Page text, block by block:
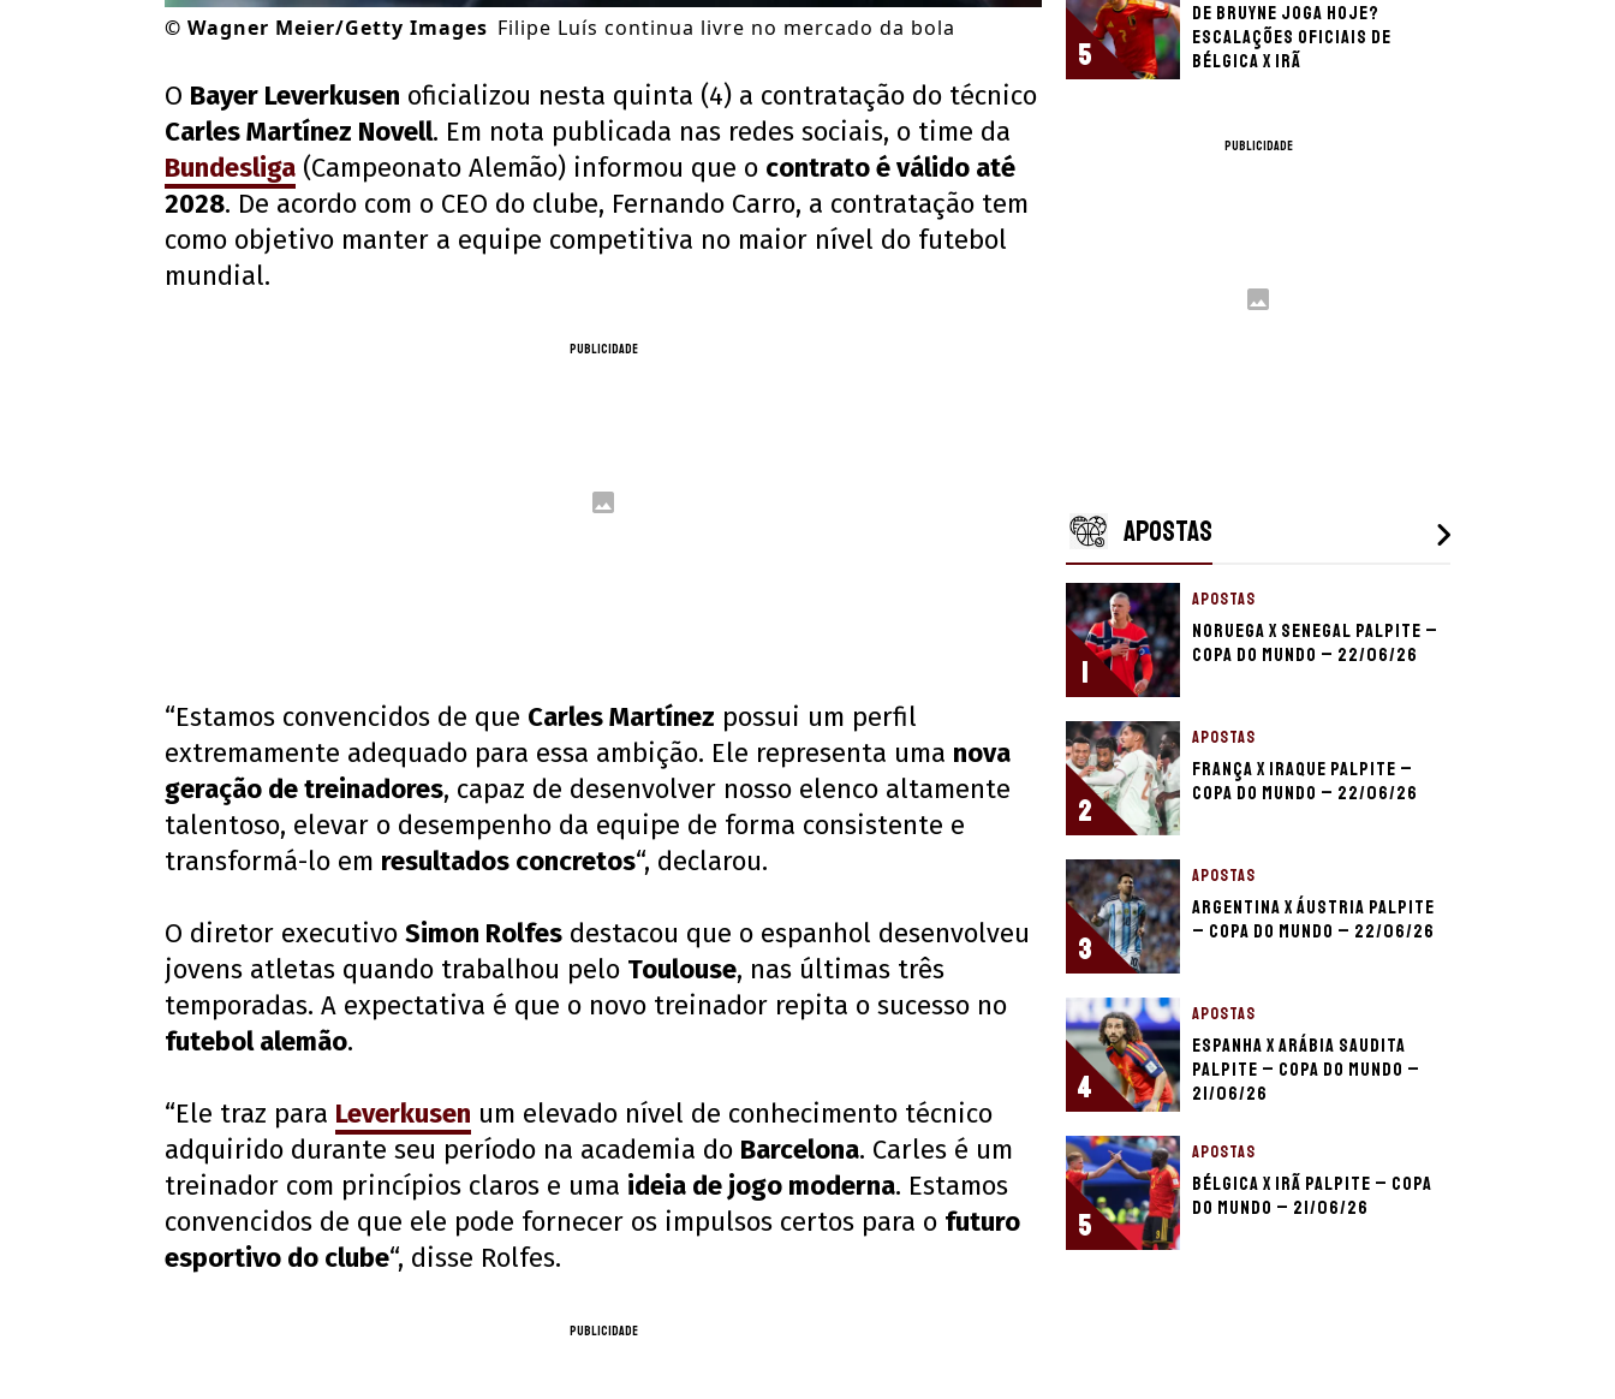
© Wagner Meier/Getty Images Filipe Luís continua livre no mercado da bola
O Bayer Leverkusen oficializou nesta quinta (4) a contratação do técnico
Carles Martínez Novell. Em nota publicada nas redes sociais, o time da
Bundesliga (Campeonato Alemão) informou que o contrato é válido até
2028. De acordo com o CEO do clube, Fernando Carro, a contratação tem
como objetivo manter a equipe competitiva no maior nível do futebol
mundial.
PUBLICIDADE
“Estamos convencidos de que Carles Martínez possui um perfil
extremamente adequado para essa ambição. Ele representa uma nova
geração de treinadores, capaz de desenvolver nosso elenco altamente
talentoso, elevar o desempenho da equipe de forma consistente e
transformá-lo em resultados concretos“, declarou.
O diretor executivo Simon Rolfes destacou que o espanhol desenvolveu
jovens atletas quando trabalhou pelo Toulouse, nas últimas três
temporadas. A expectativa é que o novo treinador repita o sucesso no
futebol alemão.
“Ele traz para Leverkusen um elevado nível de conhecimento técnico
adquirido durante seu período na academia do Barcelona. Carles é um
treinador com princípios claros e uma ideia de jogo moderna. Estamos
convencidos de que ele pode fornecer os impulsos certos para o futuro
esportivo do clube“, disse Rolfes.
PUBLICIDADE
5
De Bruyne joga hoje?
Escalações oficiais de
Bélgica x Irã
PUBLICIDADE
APOSTAS
1
APOSTAS
Noruega x Senegal palpite –
Copa do Mundo – 22/06/26
2
APOSTAS
França x Iraque palpite –
Copa do Mundo – 22/06/26
3
APOSTAS
Argentina x Áustria palpite
– Copa do Mundo – 22/06/26
4
APOSTAS
Espanha x Arábia Saudita
palpite – Copa do Mundo –
21/06/26
5
APOSTAS
Bélgica x Irã palpite – Copa
do Mundo – 21/06/26